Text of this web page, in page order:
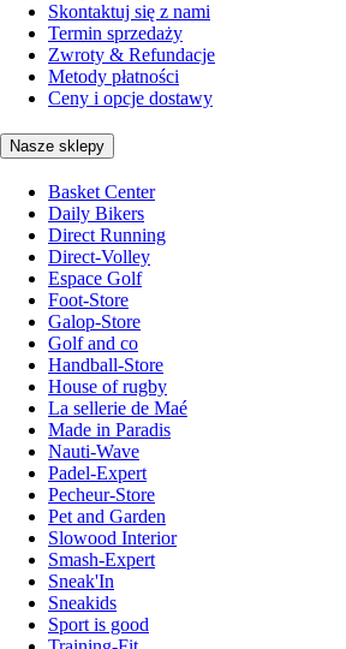
Skontaktuj się z nami
Termin sprzedaży
Zwroty & Refundacje
Metody płatności
Ceny i opcje dostawy
Nasze sklepy
Basket Center
Daily Bikers
Direct Running
Direct-Volley
Espace Golf
Foot-Store
Galop-Store
Golf and co
Handball-Store
House of rugby
La sellerie de Maé
Made in Paradis
Nauti-Wave
Padel-Expert
Pecheur-Store
Pet and Garden
Slowood Interior
Smash-Expert
Sneak'In
Sneakids
Sport is good